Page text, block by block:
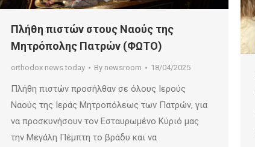
Πλήθη πιστών στους Ναούς της
Μητρόπολης Πατρών (ΦΩΤΟ)
orthodox news today By newsroom 18/04/2025
Πλήθη πιστών προσήλθαν σε όλους Ιερούς
Ναούς της Ιεράς Μητροπόλεως των Πατρών, για
να προσκυνήσουν τον Εσταυρωμένο Κύριό μας
την Μεγάλη Πέμπτη το βράδυ και να